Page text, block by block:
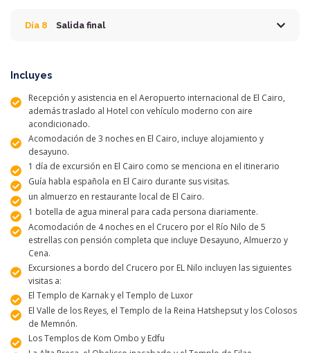
Día 8 Salida final
Incluyes
Recepción y asistencia en el Aeropuerto internacional de El Cairo,
además traslado al Hotel con vehículo moderno con aire
acondicionado.
Acomodación de 3 noches en El Cairo, incluye alojamiento y
desayuno.
1 día de excursión en El Cairo como se menciona en el itinerario
Guía habla española en El Cairo durante sus visitas.
un almuerzo en restaurante local de El Cairo.
1 botella de agua mineral para cada persona diariamente.
Acomodación de 4 noches en el Crucero por el Río Nilo de 5
estrellas con pensión completa que incluye Desayuno, Almuerzo y
Cena.
Excursiones a bordo del Crucero por EL Nilo incluyen las siguientes
visitas a:
El Templo de Karnak y el Templo de Luxor
El Valle de los Reyes, el Templo de la Reina Hatshepsut y los Colosos
de Memnón.
Los Templos de Kom Ombo y Edfu